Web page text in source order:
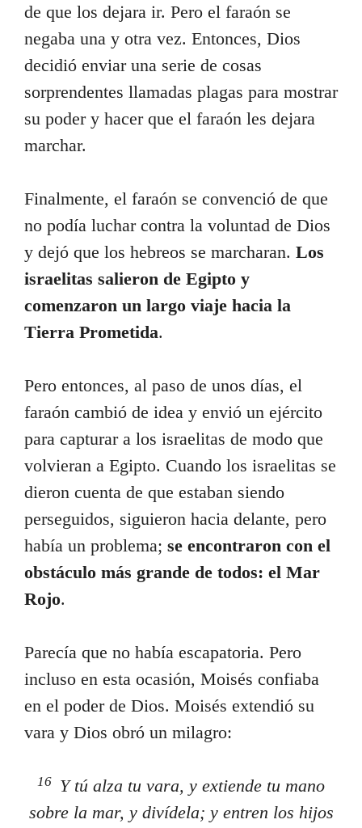
de que los dejara ir. Pero el faraón se
negaba una y otra vez. Entonces, Dios
decidió enviar una serie de cosas
sorprendentes llamadas plagas para mostrar
su poder y hacer que el faraón les dejara
marchar.
Finalmente, el faraón se convenció de que
no podía luchar contra la voluntad de Dios
y dejó que los hebreos se marcharan. Los
israelitas salieron de Egipto y
comenzaron un largo viaje hacia la
Tierra Prometida.
Pero entonces, al paso de unos días, el
faraón cambió de idea y envió un ejército
para capturar a los israelitas de modo que
volvieran a Egipto. Cuando los israelitas se
dieron cuenta de que estaban siendo
perseguidos, siguieron hacia delante, pero
había un problema; se encontraron con el
obstáculo más grande de todos: el Mar
Rojo.
Parecía que no había escapatoria. Pero
incluso en esta ocasión, Moisés confiaba
en el poder de Dios. Moisés extendió su
vara y Dios obró un milagro:
16 Y tú alza tu vara, y extiende tu mano
sobre la mar, y divídela; y entren los hijos